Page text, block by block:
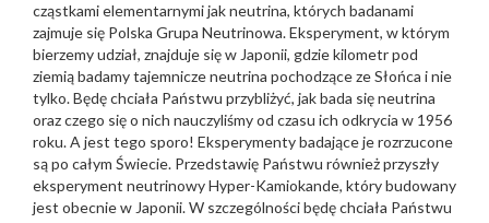
cząstkami elementarnymi jak neutrina, których badanami
zajmuje się Polska Grupa Neutrinowa. Eksperyment, w którym
bierzemy udział, znajduje się w Japonii, gdzie kilometr pod
ziemią badamy tajemnicze neutrina pochodzące ze Słońca i nie
tylko. Będę chciała Państwu przybliżyć, jak bada się neutrina
oraz czego się o nich nauczyliśmy od czasu ich odkrycia w 1956
roku. A jest tego sporo! Eksperymenty badające je rozrzucone
są po całym Świecie. Przedstawię Państwu również przyszły
eksperyment neutrinowy Hyper-Kamiokande, który budowany
jest obecnie w Japonii. W szczególności będę chciała Państwu